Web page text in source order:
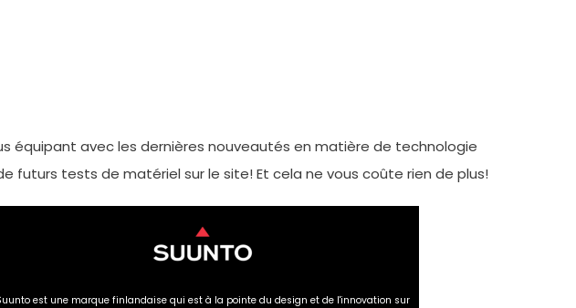
équipant avec les dernières nouveautés en matière de technologie
futurs tests de matériel sur le site! Et cela ne vous coûte rien de plus!
est une marque finlandaise qui est à la pointe du design et de l'innovation sur